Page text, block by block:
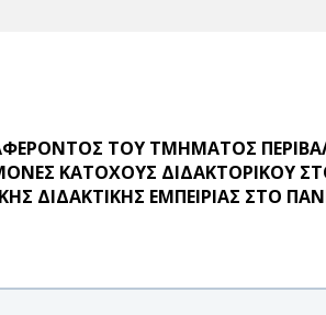
ΤΟΥ ΤΜΗΜΑΤΟΣ
ΚΑΤΟΧΟΥΣ ΔΙΔΑΚΤΟΡΙΚΟΥ
ΔΙΔΑΚΤΙΚΗΣ ΕΜΠΕΙΡΙΑΣ ΣΤΟ